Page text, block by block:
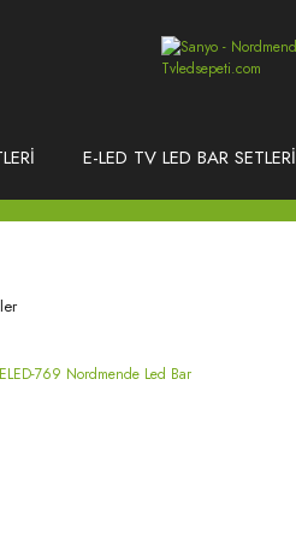
E-LED TV LED BAR SETLERİ